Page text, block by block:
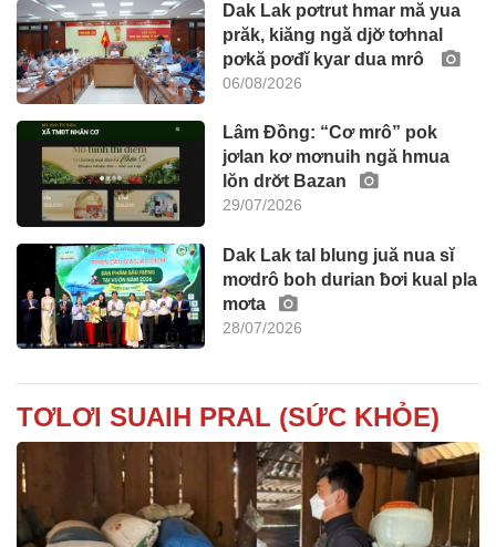
Dak Lak pơtrut hmar mă yua
prăk, kiăng ngă djơ̆ tơhnal
pơkă pơđĭ kyar dua mrô
06/08/2026
Lâm Đồng: “Cơ mrô” pok
jơlan kơ mơnuih ngă hmua
lŏn drơ̆t Bazan
29/07/2026
Dak Lak tal blung juă nua sĭ
mơdrô boh durian ƀơi kual pla
mơta
28/07/2026
TƠLƠI SUAIH PRAL (SỨC KHỎE)